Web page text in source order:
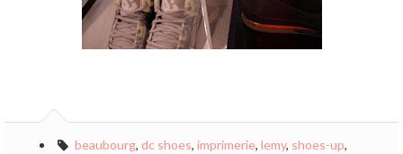
beaubourg, dc shoes, imprimerie, lemy, shoes-up,